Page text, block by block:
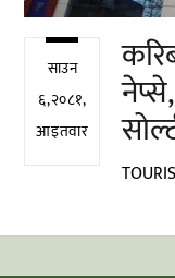
साउन
६,२०८१,
आइतवार